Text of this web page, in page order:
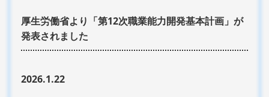
厚生労働省より「第12次職業能力開発基本計画」が
発表されました
2026.1.22